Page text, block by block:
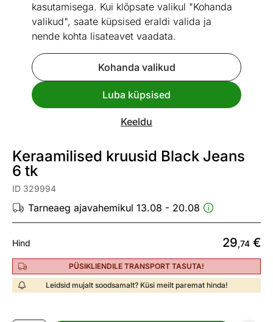
kasutamisega. Kui klõpsate valikul "Kohanda
valikud", saate küpsised eraldi valida ja
nende kohta lisateavet vaadata.
Kohanda valikud
Luba küpsised
Keeldu
Vaata sarnaseid
Keraamilised kruusid Black Jeans
6 tk
ID 329994
Tarneaeg ajavahemikul 13.08 - 20.08
Hind 29,74 €
PÜSIKLIENDILE TRANSPORT TASUTA!
Leidsid mujalt soodsamalt? Küsi meilt paremat hinda!